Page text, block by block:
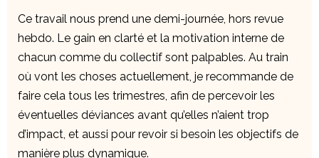
Ce travail nous prend une demi-journée, hors revue
hebdo. Le gain en clarté et la motivation interne de
chacun comme du collectif sont palpables. Au train
où vont les choses actuellement, je recommande de
faire cela tous les trimestres, afin de percevoir les
éventuelles déviances avant qu’elles n’aient trop
d’impact, et aussi pour revoir si besoin les objectifs de
manière plus dynamique.